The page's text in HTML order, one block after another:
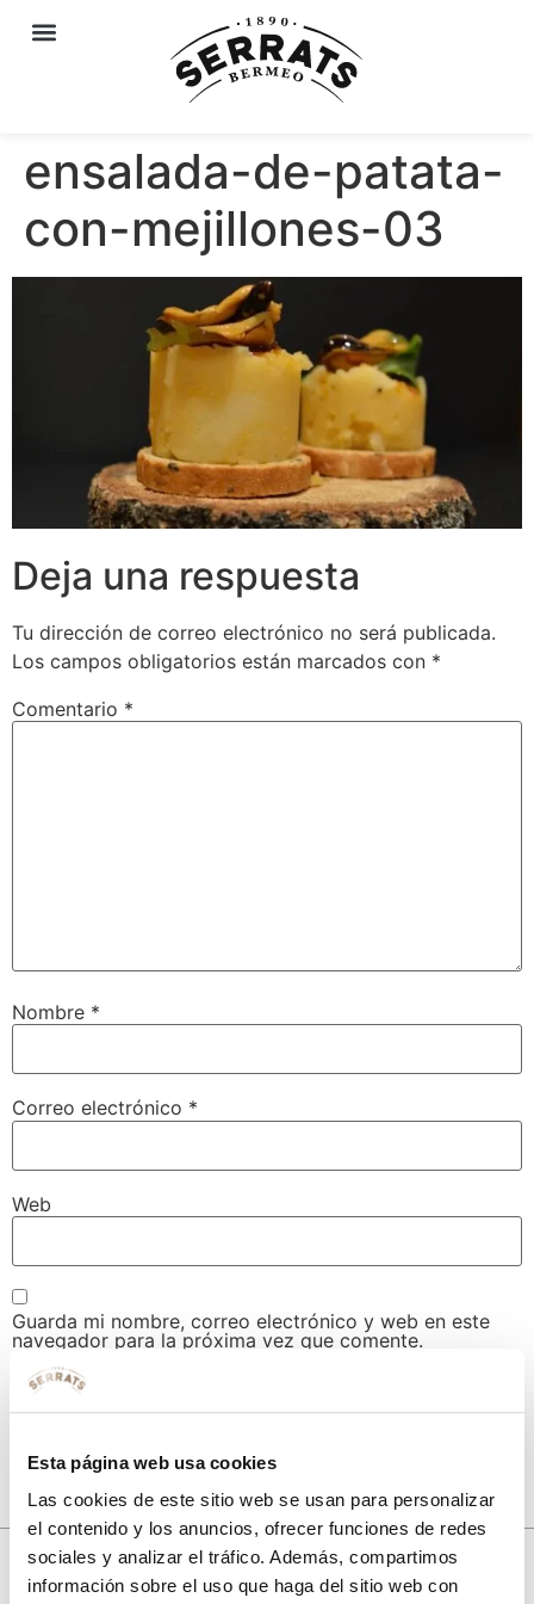
Esta página web usa cookies
Las cookies de este sitio web se usan para personalizar
el contenido y los anuncios, ofrecer funciones de redes
sociales y analizar el tráfico. Además, compartimos
información sobre el uso que haga del sitio web con
ensalada-de-patata-
con-mejillones-03
Deja una respuesta
Tu dirección de correo electrónico no será publicada.
Los campos obligatorios están marcados con *
Comentario *
Nombre *
Correo electrónico *
Web
Guarda mi nombre, correo electrónico y web en este
navegador para la próxima vez que comente.
10% de descuento